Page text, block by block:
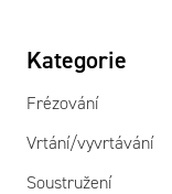
Kategorie
Frézování
Vrtání/vyvrtávání
Soustružení